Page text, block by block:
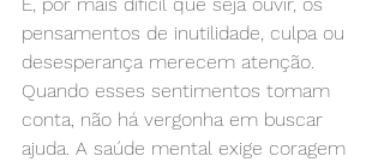
pensamentos de inutilidade, culpa ou
desesperança merecem atenção.
Quando esses sentimentos tomam
conta, não há vergonha em buscar
ajuda. A saúde mental exige coragem